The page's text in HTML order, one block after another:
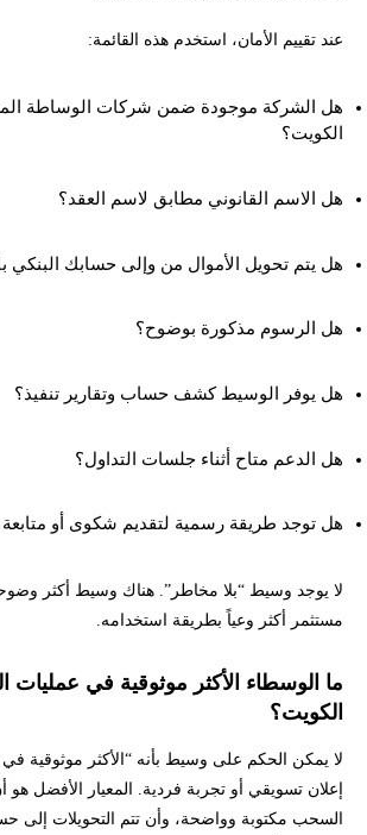
عند تقييم الأمان، استخدم هذه القائمة:
هل الشركة موجودة ضمن شركات الوساطة
الكويت؟
هل الاسم القانوني مطابق لاسم العقد؟
هل يتم تحويل الأموال من وإلى حسابك البنكي
هل الرسوم مذكورة بوضوح؟
هل يوفر الوسيط كشف حساب وتقارير تنفيذ؟
هل الدعم متاح أثناء جلسات التداول؟
هل توجد طريقة رسمية لتقديم شكوى أو متابعة
لا يوجد وسيط “بلا مخاطر”. هناك وسيط أكثر
مستثمر أكثر وعياً بطريقة استخدامه.
ما الوسطاء الأكثر موثوقية في
الكويت؟
لا يمكن الحكم على وسيط بأنه “الأكثر موثوقية
إعلان تسويقي أو تجربة فردية. المعيار الأفضل هو
السحب مكتوبة وواضحة، وأن تتم التحويلات إلى